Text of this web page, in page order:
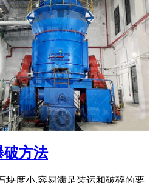
破方法
块度小,容易满足装运和破碎的要